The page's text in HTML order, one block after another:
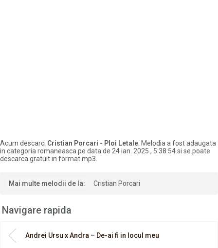
Acum descarci Cristian Porcari - Ploi Letale . Melodia a fost adaugata
in categoria romaneasca pe data de 24 ian. 2025 , 5:38:54 si se poate
descarca gratuit in format mp3.
Mai multe melodii de la: Cristian Porcari
Navigare rapida
Andrei Ursu x Andra – De-ai fi in locul meu